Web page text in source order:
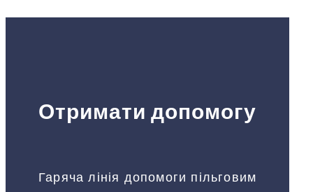
Отримати допомогу
Гаряча лінія допомоги пільговим